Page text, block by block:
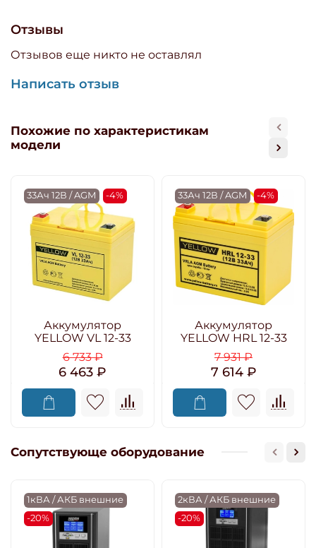
Отзывы
Отзывов еще никто не оставлял
Написать отзыв
Похожие по характеристикам
модели
33Ач 12В / AGM -4%
Аккумулятор
YELLOW VL 12-33
6 733 ₽
6 463 ₽
33Ач 12В / AGM -4%
Аккумулятор
YELLOW HRL 12-33
7 931 ₽
7 614 ₽
Сопутствующе оборудование
1кВА / АКБ внешние
-20%
2кВА / АКБ внешние
-20%